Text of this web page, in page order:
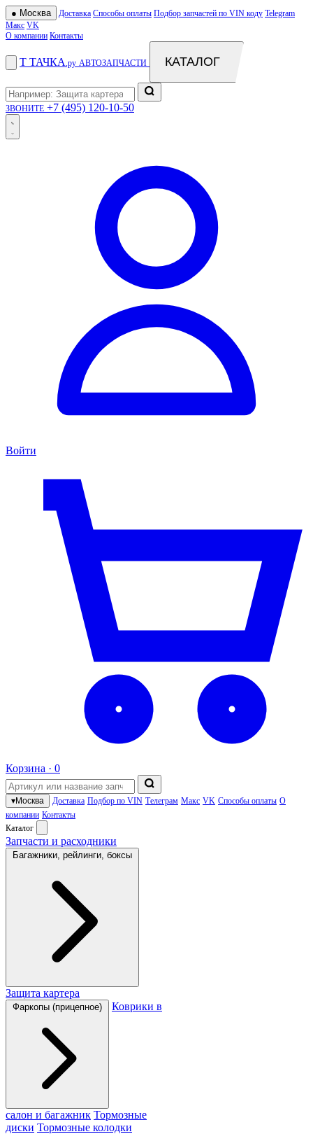
● Москва Доставка Способы оплаты Подбор запчастей по VIN коду Telegram
Макс VK
О компании Контакты
Т ТАЧКА .ру АВТОЗАПЧАСТИ КАТАЛОГ
ЗВОНИТЕ +7 (495) 120-10-50
Войти
Корзина · 0
▾Москва Доставка Подбор по VIN Телеграм Макс VK Способы оплаты О
компании Контакты
Каталог
Запчасти и расходники
Багажники, рейлинги, боксы
Защита картера
Фаркопы (прицепное) Коврики в
салон и багажник Тормозные
диски Тормозные колодки